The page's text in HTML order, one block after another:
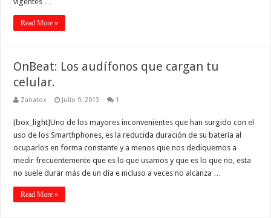
Read More »
OnBeat: Los audífonos que cargan tu
celular.
Zanatox Julio 9, 2013 1
[box_light]Uno de los mayores inconvenientes que han surgido con el
uso de los Smarthphones, es la reducida duración de su batería al
ocuparlos en forma constante y a menos que nos dediquemos a
medir frecuentemente que es lo que usamos y que es lo que no, esta
no suele durar más de un día e incluso a veces no alcanza …
Read More »